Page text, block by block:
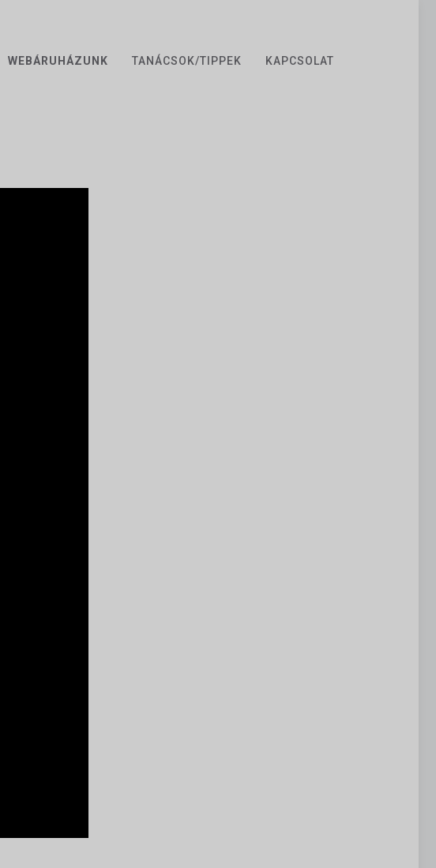
WEBÁRUHÁZUNK TANÁCSOK/TIPPEK KAPCSOLAT